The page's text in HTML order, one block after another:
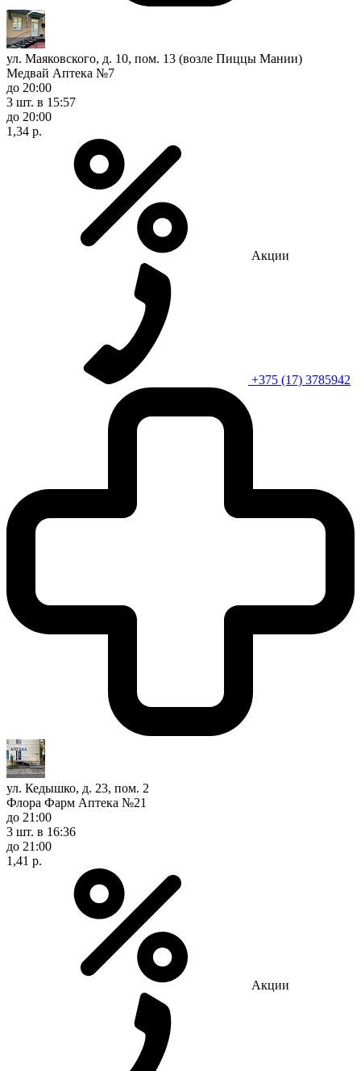
ул. Маяковского, д. 10, пом. 13 (возле Пиццы Мании)
Медвай Аптека №7
до 20:00
3 шт. в 15:57
до 20:00
1,34 р.
Акции
+375 (17) 3785942
ул. Кедышко, д. 23, пом. 2
Флора Фарм Аптека №21
до 21:00
3 шт. в 16:36
до 21:00
1,41 р.
Акции